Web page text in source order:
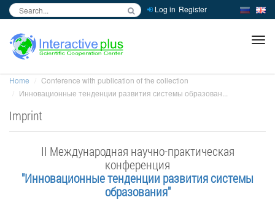
Log in Register
Home
Conference with publication of the collection
Инновационные тенденции развития системы образован...
Imprint
II Международная научно-практическая
конференция
"Инновационные тенденции развития системы
образования"